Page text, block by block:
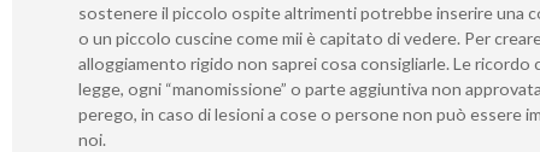
sostenere il piccolo ospite altrimenti potrebbe inserire una
o un piccolo cuscine come mii è capitato di vedere. Per
alloggiamento rigido non saprei cosa consigliarle. Le ricordo
legge, ogni “manomissione” o parte aggiuntiva non
perego, in caso di lesioni a cose o persone non può essere
noi.